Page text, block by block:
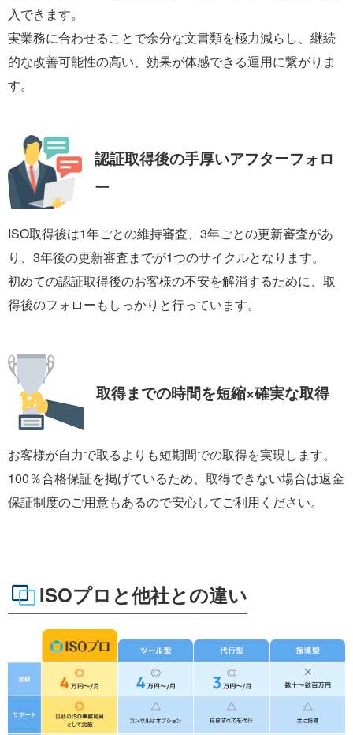
入できます。
実業務に合わせることで余分な文書類を極力減らし、継続
的な改善可能性の高い、効果が体感できる運用に繋がりま
す。
認証取得後の手厚いアフターフォロ
ー
ISO取得後は1年ごとの維持審査、3年ごとの更新審査があ
り、3年後の更新審査までが1つのサイクルとなります。
初めての認証取得後のお客様の不安を解消するために、取
得後のフォローもしっかりと行っています。
取得までの時間を短縮×確実な取得
お客様が自力で取るよりも短期間での取得を実現します。
100％合格保証を掲げているため、取得できない場合は返金
保証制度のご用意もあるので安心してご利用ください。
ISOプロと他社との違い